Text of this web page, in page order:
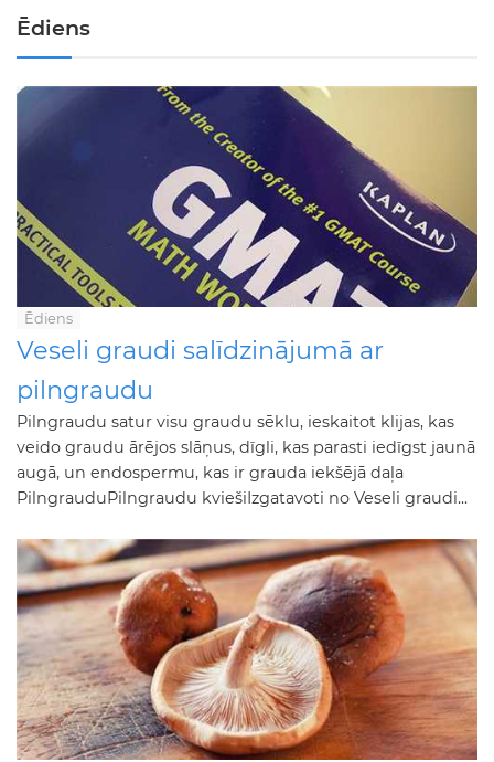
Ēdiens
Ēdiens
Veseli graudi salīdzinājumā ar
pilngraudu
Pilngraudu satur visu graudu sēklu, ieskaitot klijas, kas
veido graudu ārējos slāņus, dīgli, kas parasti iedīgst jaunā
augā, un endospermu, kas ir grauda iekšējā daļa
PilngrauduPilngraudu kviešiIzgatavoti no Veseli graudi...